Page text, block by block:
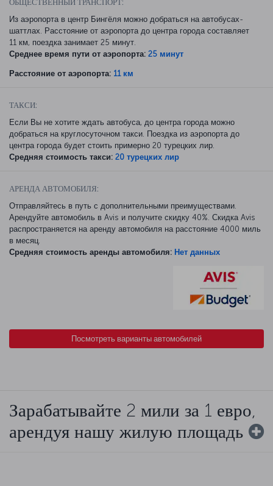
ОБЩЕСТВЕННЫЙ ТРАНСПОРТ:
Из аэропорта в центр Бингёля можно добраться на автобусах-
шаттлах. Расстояние от аэропорта до центра города составляет
11 км, поездка занимает 25 минут.
Среднее время пути от аэропорта: 25 минут
Расстояние от аэропорта: 11 км
ТАКСИ:
Если Вы не хотите ждать автобуса, до центра города можно
добраться на круглосуточном такси. Поездка из аэропорта до
центра города будет стоить примерно 20 турецких лир.
Средняя стоимость такси: 20 турецких лир
АРЕНДА АВТОМОБИЛЯ:
Отправляйтесь в путь с дополнительными преимуществами.
Арендуйте автомобиль в Avis и получите скидку 40%. Скидка Avis
распространяется на аренду автомобиля на расстояние 4000 миль
в месяц.
Средняя стоимость аренды автомобиля: Нет данных
Посмотреть варианты автомобилей
Зарабатывайте 2 мили за 1 евро,
арендуя нашу жилую площадь